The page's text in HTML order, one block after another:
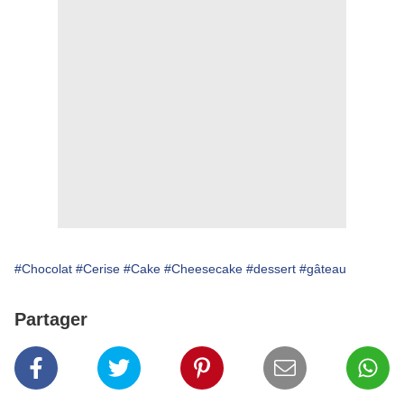
#Chocolat #Cerise #Cake #Cheesecake #dessert #gâteau
Partager